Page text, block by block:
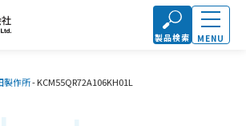
製品検索 MENU
製作所-KCM55QR72A106KH01L